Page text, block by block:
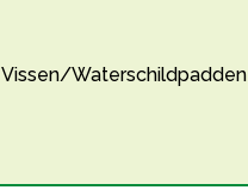
Vissen/Waterschildpadden